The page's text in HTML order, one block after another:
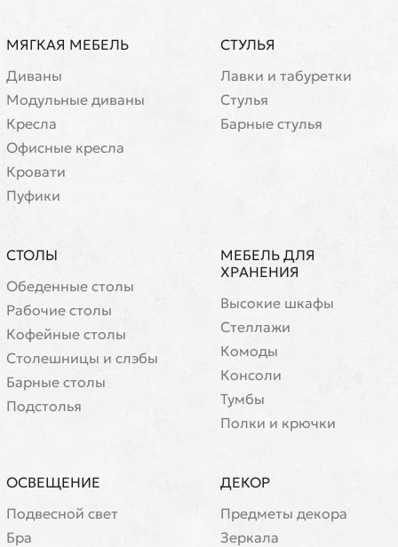
МЯГКАЯ МЕБЕЛЬ
Диваны
Модульные диваны
Кресла
Офисные кресла
Кровати
Пуфики
СТУЛЬЯ
Лавки и табуретки
Стулья
Барные стулья
СТОЛЫ
Обеденные столы
Рабочие столы
Кофейные столы
Cтолешницы и слэбы
Барные столы
Подстолья
МЕБЕЛЬ ДЛЯ
ХРАНЕНИЯ
Высокие шкафы
Стеллажи
Комоды
Консоли
Тумбы
Полки и крючки
ОСВЕЩЕНИЕ
Подвесной свет
Бра
ДЕКОР
Предметы декора
Зеркала